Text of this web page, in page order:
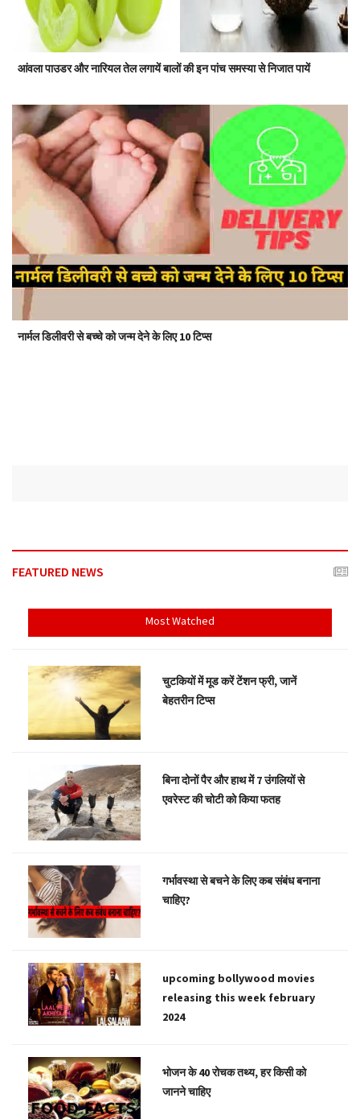
आंवला पाउडर और नारियल तेल लगायें बालों की इन पांच समस्या से निजात पायें
नार्मल डिलीवरी से बच्चे को जन्म देने के लिए 10 टिप्स
FEATURED NEWS
Most Watched
चुटकियों में मूड करें टेंशन फ्री, जानें
बेहतरीन टिप्स
बिना दोनों पैर और हाथ में 7 उंगलियों से
एवरेस्ट की चोटी को किया फतह
गर्भावस्था से बचने के लिए कब संबंध बनाना
चाहिए?
upcoming bollywood movies
releasing this week february
2024
भोजन के 40 रोचक तथ्य, हर किसी को
जानने चाहिए